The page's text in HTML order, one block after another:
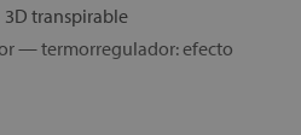
3D transpirable
— termorregulador: efecto